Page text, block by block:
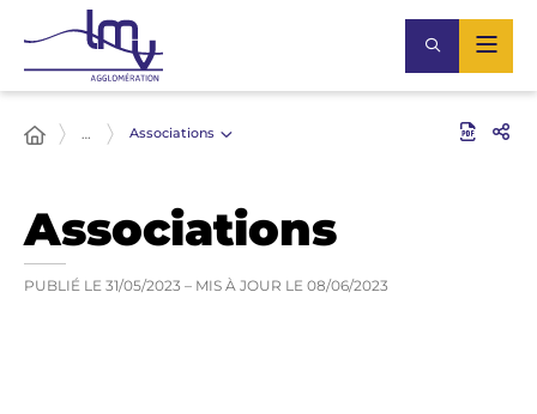
… Associations
Associations
PUBLIÉ LE 31/05/2023 – MIS À JOUR LE 08/06/2023